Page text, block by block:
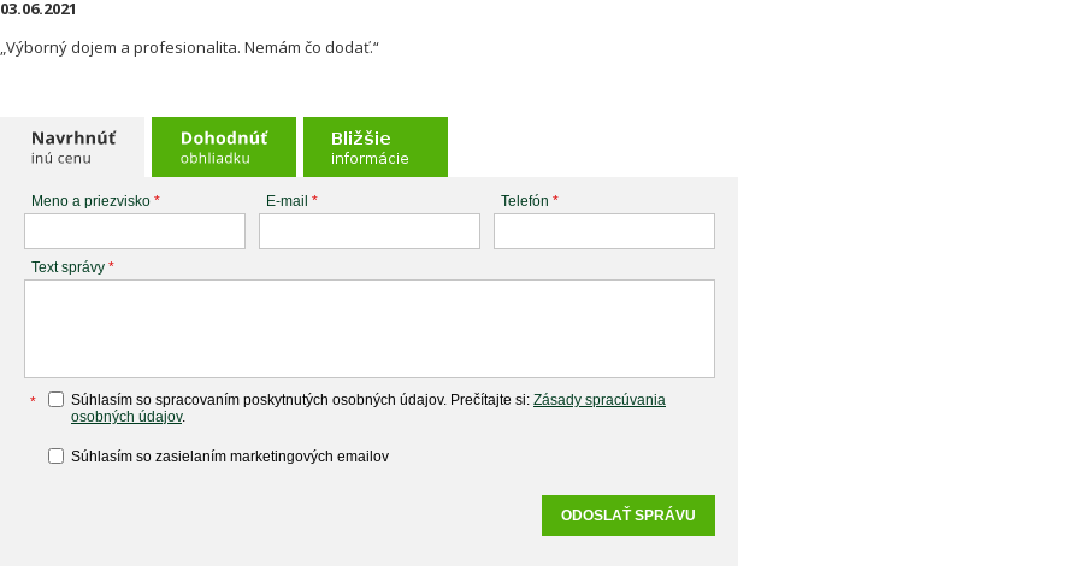
03.06.2021
„Výborný dojem a profesionalita. Nemám čo dodať.“
Meno a priezvisko * E-mail * Telefón *
Text správy *
* Súhlasím so spracovaním poskytnutých osobných údajov. Prečítajte si: Zásady spracúvania
osobných údajov.
Súhlasím so zasielaním marketingových emailov